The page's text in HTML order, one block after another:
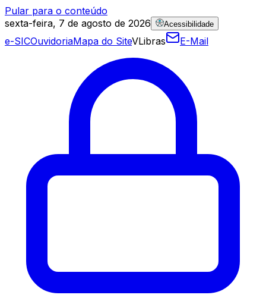
Pular para o conteúdo
sexta-feira, 7 de agosto de 2026
Acessibilidade
e-SICOuvidoriaMapa do SiteVLibras E-Mail